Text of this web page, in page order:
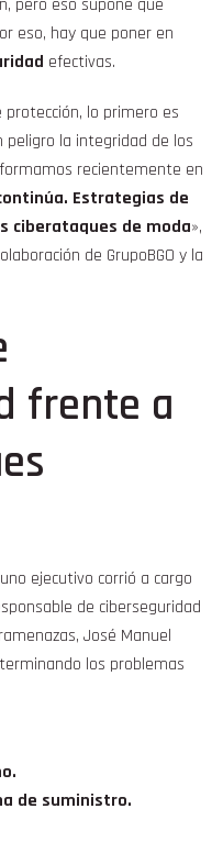
pero eso supone que
eso, hay que poner en
efectivas.
lo primero es
peligro la integridad de los
recientemente en
Estrategias de
ciberataques de moda»,
de GrupoBGO y la
frente a
ejecutivo corrió a cargo
de ciberseguridad
José Manuel
los problemas
de suministro.